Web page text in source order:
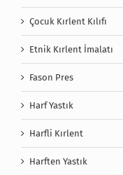
Çocuk Kırlent Kılıfı
Etnik Kırlent İmalatı
Fason Pres
Harf Yastık
Harfli Kırlent
Harften Yastık